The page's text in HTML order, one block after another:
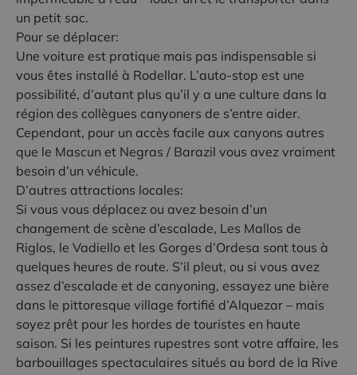
un petit sac.
Pour se déplacer:
Une voiture est pratique mais pas indispensable si
vous êtes installé à Rodellar. L’auto-stop est une
possibilité, d’autant plus qu’il y a une culture dans la
région des collègues canyoners de s’entre aider.
Cependant, pour un accès facile aux canyons autres
que le Mascun et Negras / Barazil vous avez vraiment
besoin d’un véhicule.
D’autres attractions locales:
Si vous vous déplacez ou avez besoin d’un
changement de scène d’escalade, Les Mallos de
Riglos, le Vadiello et les Gorges d’Ordesa sont tous à
quelques heures de route. S’il pleut, ou si vous avez
assez d’escalade et de canyoning, essayez une bière
dans le pittoresque village fortifié d’Alquezar – mais
soyez prêt pour les hordes de touristes en haute
saison. Si les peintures rupestres sont votre affaire, les
barbouillages spectaculaires situés au bord de la Rive